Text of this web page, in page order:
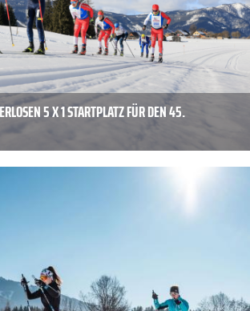
5 X 1 STARTPLATZ FÜR DEN 45.